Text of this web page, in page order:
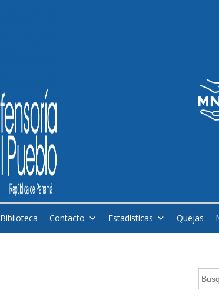
Biblioteca Contacto Estadísticas Quejas